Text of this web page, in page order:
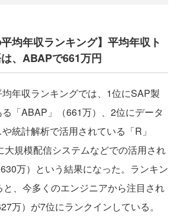
平均年収ランキング】平均年収ト
、ABAPで661万円
年収ランキングでは、1位にSAP製
「ABAP」（661万）、2位にデータ
統計解析で活用されている「R」
大規模配信システムなどでの活用され
万）という結果になった。ランキン
、今多くのエンジニアから注目され
万）が7位にランクインしている。